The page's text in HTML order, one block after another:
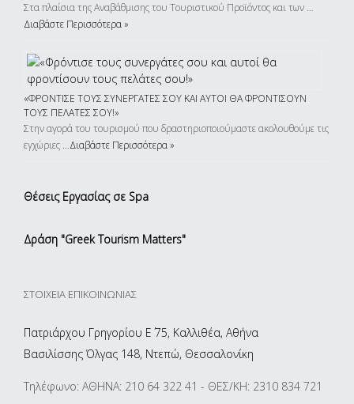
Στα πλαίσια της Αναβάθμισης του Τουριστικού Προϊόντος και των …
Διαβάστε Περισσότερα »
«ΦΡΌΝΤΙΣΕ ΤΟΥΣ ΣΥΝΕΡΓΆΤΕΣ ΣΟΥ ΚΑΙ ΑΥΤΟΊ ΘΑ ΦΡΟΝΤΊΣΟΥΝ
ΤΟΥΣ ΠΕΛΆΤΕΣ ΣΟΥ!»
Στην αγορά του τουρισμού που δραστηριοποιούμαστε ακολουθούμε τις
εγχώριες …Διαβάστε Περισσότερα »
Θέσεις Εργασίας σε Spa
Δράση "Greek Tourism Matters"
ΣΤΟΙΧΕΊΑ ΕΠΙΚΟΙΝΩΝΊΑΣ
Πατριάρχου Γρηγορίου Ε΄ 75, Καλλιθέα, Αθήνα
Βασιλίσσης Όλγας 148, Ντεπώ, Θεσσαλονίκη
Τηλέφωνο: ΑΘΗΝΑ: 210 64 322 41 - ΘΕΣ/ΚΗ: 2310 834 721